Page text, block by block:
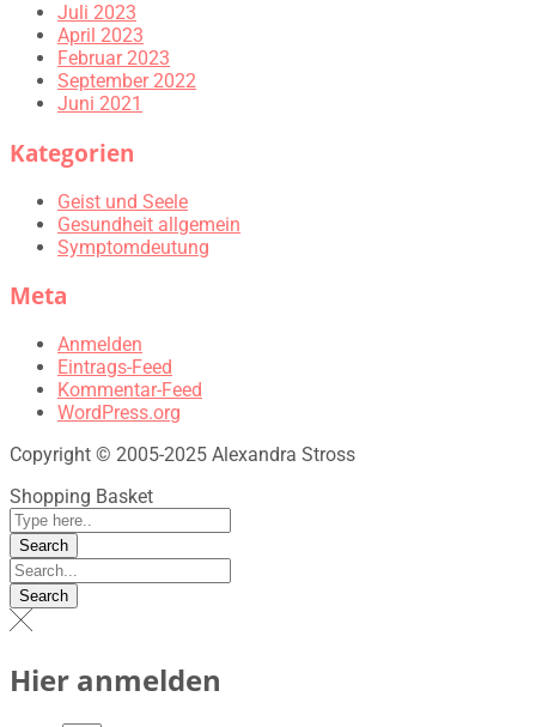
Juli 2023
April 2023
Februar 2023
September 2022
Juni 2021
Kategorien
Geist und Seele
Gesundheit allgemein
Symptomdeutung
Meta
Anmelden
Eintrags-Feed
Kommentar-Feed
WordPress.org
Copyright © 2005-2025 Alexandra Stross
Shopping Basket
Hier anmelden